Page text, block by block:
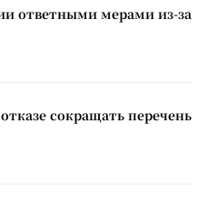
ответными мерами из-за
сокращать перечень